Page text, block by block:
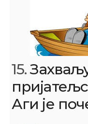
15.
Аги је